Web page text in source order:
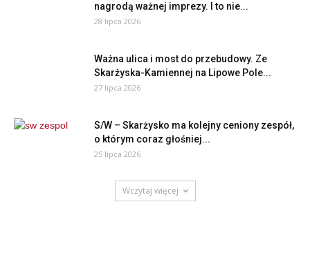
nagrodą ważnej imprezy. I to nie...
28 lipca 2026
Ważna ulica i most do przebudowy. Ze
Skarżyska-Kamiennej na Lipowe Pole...
27 lipca 2026
S/W – Skarżysko ma kolejny ceniony zespół,
o którym coraz głośniej...
25 lipca 2026
Wczytaj więcej